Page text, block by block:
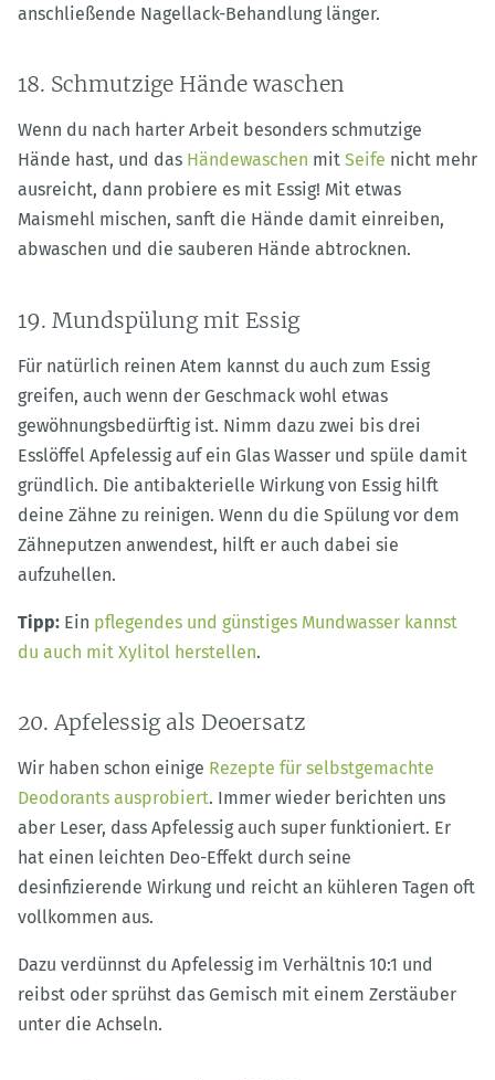
anschließende Nagellack-Behandlung länger.
18. Schmutzige Hände waschen
Wenn du nach harter Arbeit besonders schmutzige
Hände hast, und das Händewaschen mit Seife nicht mehr
ausreicht, dann probiere es mit Essig! Mit etwas
Maismehl mischen, sanft die Hände damit einreiben,
abwaschen und die sauberen Hände abtrocknen.
19. Mundspülung mit Essig
Für natürlich reinen Atem kannst du auch zum Essig
greifen, auch wenn der Geschmack wohl etwas
gewöhnungsbedürftig ist. Nimm dazu zwei bis drei
Esslöffel Apfelessig auf ein Glas Wasser und spüle damit
gründlich. Die antibakterielle Wirkung von Essig hilft
deine Zähne zu reinigen. Wenn du die Spülung vor dem
Zähneputzen anwendest, hilft er auch dabei sie
aufzuhellen.
Tipp: Ein pflegendes und günstiges Mundwasser kannst
du auch mit Xylitol herstellen.
20. Apfelessig als Deoersatz
Wir haben schon einige Rezepte für selbstgemachte
Deodorants ausprobiert. Immer wieder berichten uns
aber Leser, dass Apfelessig auch super funktioniert. Er
hat einen leichten Deo-Effekt durch seine
desinfizierende Wirkung und reicht an kühleren Tagen oft
vollkommen aus.
Dazu verdünnst du Apfelessig im Verhältnis 10:1 und
reibst oder sprühst das Gemisch mit einem Zerstäuber
unter die Achseln.